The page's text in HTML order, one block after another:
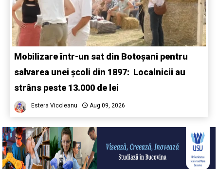
Mobilizare într-un sat din Botoșani pentru
salvarea unei școli din 1897: Localnicii au
strâns peste 13.000 de lei
Estera Vicoleanu Aug 09, 2026